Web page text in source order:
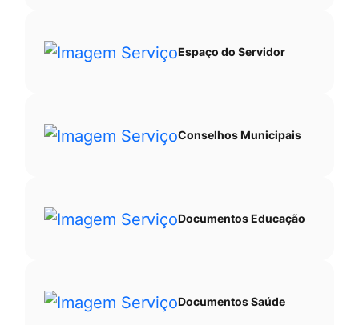
Espaço do Servidor
Conselhos Municipais
Documentos Educação
Documentos Saúde